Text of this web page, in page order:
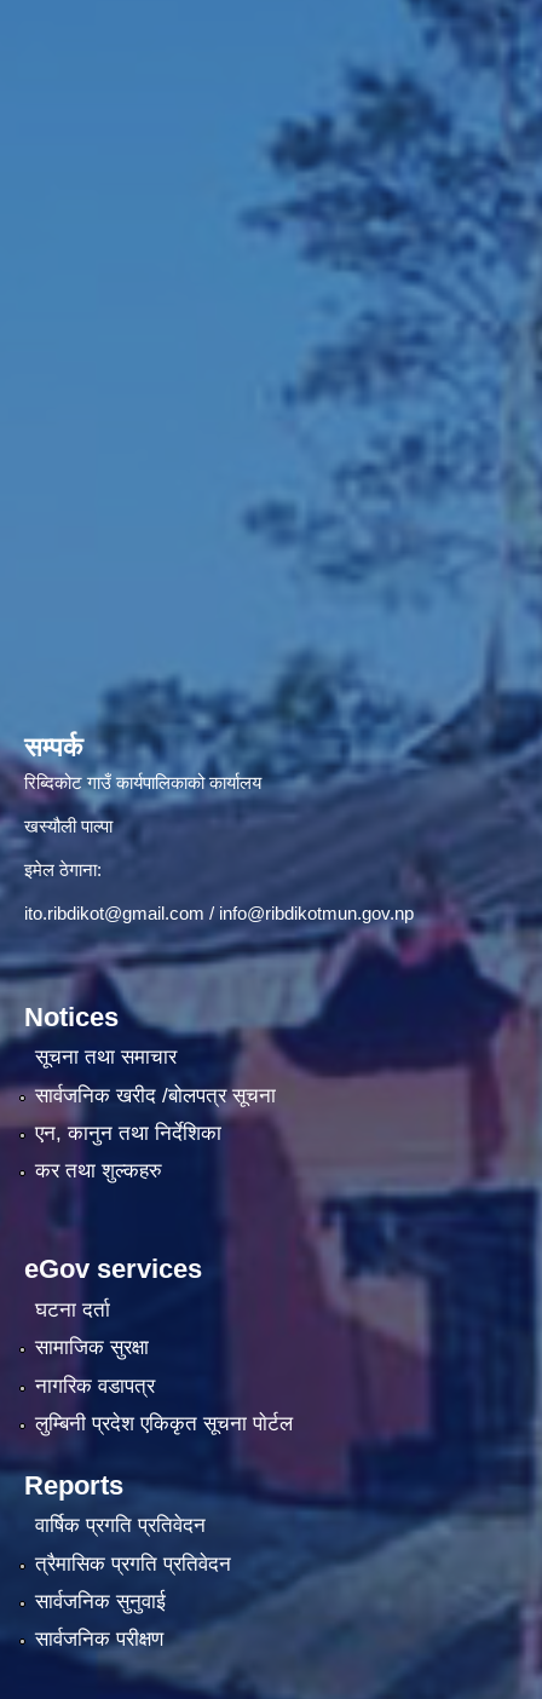
सम्पर्क
रिब्दिकोट गाउँ कार्यपालिकाको कार्यालय
खस्यौली पाल्पा
इमेल ठेगाना:
ito.ribdikot@gmail.com / info@ribdikotmun.gov.np
Notices
सूचना तथा समाचार
सार्वजनिक खरीद /बोलपत्र सूचना
एन, कानुन तथा निर्देशिका
कर तथा शुल्कहरु
eGov services
घटना दर्ता
सामाजिक सुरक्षा
नागरिक वडापत्र
लुम्बिनी प्रदेश एकिकृत सूचना पाेर्टल
Reports
वार्षिक प्रगति प्रतिवेदन
त्रैमासिक प्रगति प्रतिवेदन
सार्वजनिक सुनुवाई
सार्वजनिक परीक्षण